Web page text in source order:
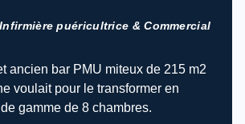
puéricultrice & Commercial
ancien bar PMU miteux de 215 m2
voulait pour le transformer en
gamme de 8 chambres.